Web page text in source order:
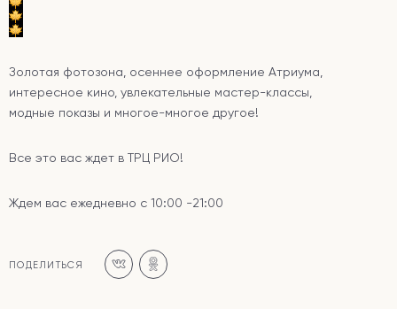
Золотая фотозона, осеннее оформление Атриума,
интересное кино, увлекательные мастер-классы,
модные показы и многое-многое другое!
Все это вас ждет в ТРЦ РИО!
Ждем вас ежедневно с 10:00 -21:00
ПОДЕЛИТЬСЯ